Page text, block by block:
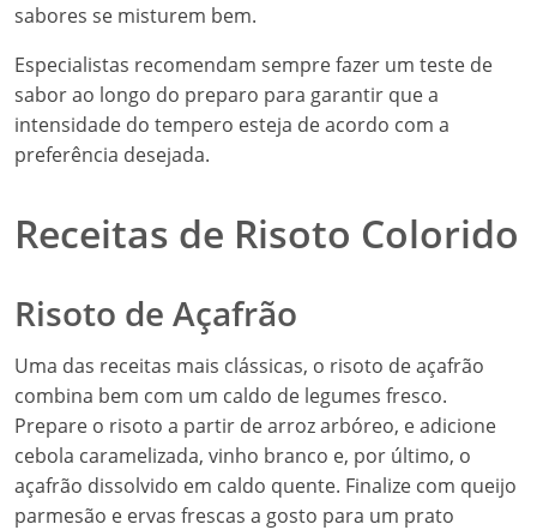
sabores se misturem bem.
Especialistas recomendam sempre fazer um teste de
sabor ao longo do preparo para garantir que a
intensidade do tempero esteja de acordo com a
preferência desejada.
Receitas de Risoto Colorido
Risoto de Açafrão
Uma das receitas mais clássicas, o risoto de açafrão
combina bem com um caldo de legumes fresco.
Prepare o risoto a partir de arroz arbóreo, e adicione
cebola caramelizada, vinho branco e, por último, o
açafrão dissolvido em caldo quente. Finalize com queijo
parmesão e ervas frescas a gosto para um prato